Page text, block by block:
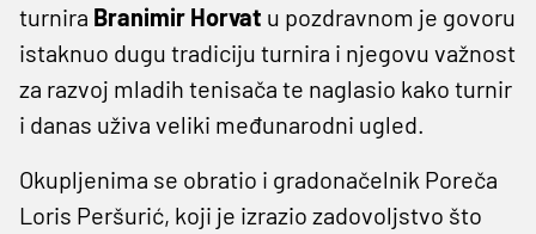
turnira Branimir Horvat u pozdravnom je govoru
istaknuo dugu tradiciju turnira i njegovu važnost
za razvoj mladih tenisača te naglasio kako turnir
i danas uživa veliki međunarodni ugled.
Okupljenima se obratio i gradonačelnik Poreča
Loris Peršurić, koji je izrazio zadovoljstvo što